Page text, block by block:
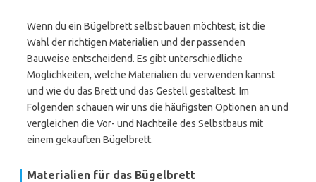
Wenn du ein Bügelbrett selbst bauen möchtest, ist die
Wahl der richtigen Materialien und der passenden
Bauweise entscheidend. Es gibt unterschiedliche
Möglichkeiten, welche Materialien du verwenden kannst
und wie du das Brett und das Gestell gestaltest. Im
Folgenden schauen wir uns die häufigsten Optionen an und
vergleichen die Vor- und Nachteile des Selbstbaus mit
einem gekauften Bügelbrett.
Materialien für das Bügelbrett